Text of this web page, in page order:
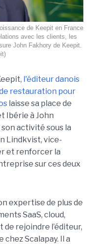
de Keepit en France
avec les clients, les
John Fakhory de Keepit.
l'éditeur danois
restauration pour
laisse sa place de
Ibérie à John
activité sous la
Lindkvist, vice-
et renforcer la
sur ces deux
expertise de plus de
SaaS, cloud,
rejoindre l’éditeur,
Scalapay. Il a